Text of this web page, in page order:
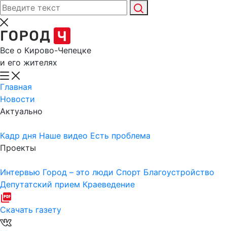
Все о Кирово-Чепецке
и его жителях
Главная
Новости
Актуально
Кадр дня Наше видео Есть проблема
Проекты
Интервью Город – это люди Спорт Благоустройство
Депутатский прием Краеведение
Скачать газету